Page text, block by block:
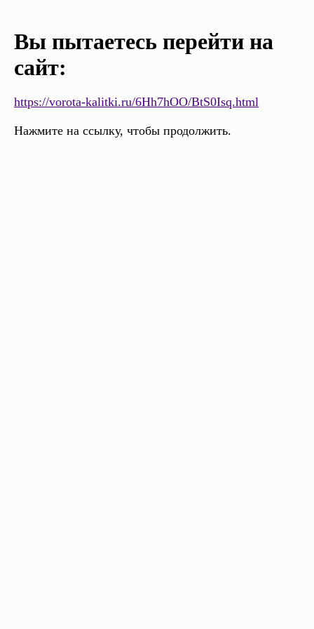
Вы пытаетесь перейти на
сайт:
https://vorota-kalitki.ru/6Hh7hOO/BtS0Isq.html
Нажмите на ссылку, чтобы продолжить.